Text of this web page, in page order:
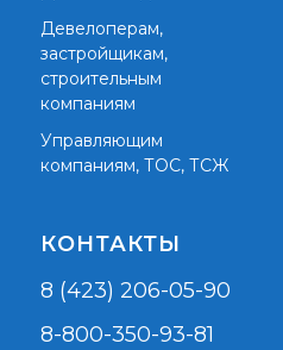
Девелоперам,
застройщикам,
строительным
компаниям
Управляющим
компаниям, ТОС, ТСЖ
КОНТАКТЫ
8 (423) 206-05-90
8-800-350-93-81